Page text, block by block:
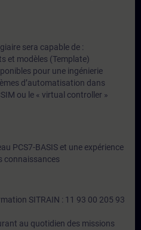
sera capable de :
et modèles (Template)
pour une ingénierie
d’automatisation dans
ou le « virtual controller »
PCS7-BASIS et une expérience
connaissances
SITRAIN : 11 93 00 205 93
au quotidien des missions